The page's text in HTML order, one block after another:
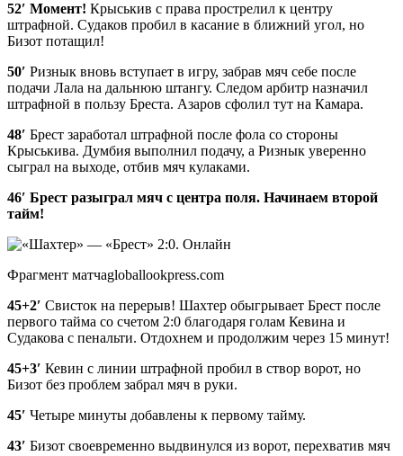
52′ Момент! Крыськив с права прострелил к центру
штрафной. Судаков пробил в касание в ближний угол, но
Бизот потащил!
50′ Ризнык вновь вступает в игру, забрав мяч себе после
подачи Лала на дальнюю штангу. Следом арбитр назначил
штрафной в пользу Бреста. Азаров сфолил тут на Камара.
48′ Брест заработал штрафной после фола со стороны
Крыськива. Думбия выполнил подачу, а Ризнык уверенно
сыграл на выходе, отбив мяч кулаками.
46′ Брест разыграл мяч с центра поля. Начинаем второй
тайм!
Фрагмент матчаgloballookpress.com
45+2′ Свисток на перерыв! Шахтер обыгрывает Брест после
первого тайма со счетом 2:0 благодаря голам Кевина и
Судакова с пенальти. Отдохнем и продолжим через 15 минут!
45+3′ Кевин с линии штрафной пробил в створ ворот, но
Бизот без проблем забрал мяч в руки.
45′ Четыре минуты добавлены к первому тайму.
43′ Бизот своевременно выдвинулся из ворот, перехватив мяч